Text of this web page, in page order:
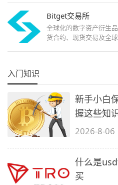
Bitget交易所
全球化的数字资产衍生
货合约、现货交易及全球
入门知识
新手小白
握这些知
2026-8-06
什么是
买